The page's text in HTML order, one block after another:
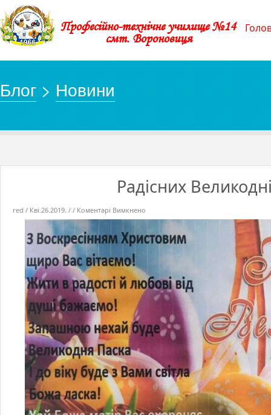
Професійно-технічне училище №14
смт. Вороновиця
Блог>Новини
Радісних
red / Кві.26.2019. / / Коментарі Вимкнено
Великодніх